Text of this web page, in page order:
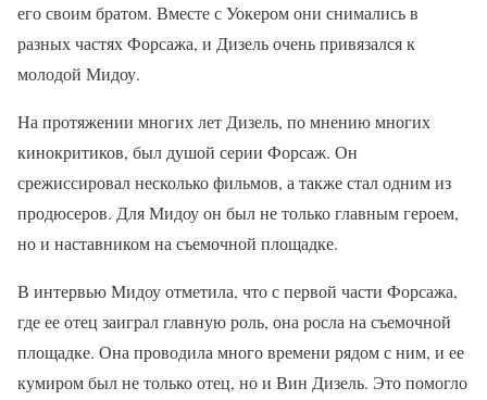
его своим братом. Вместе с Уокером они снимались в
разных частях Форсажа, и Дизель очень привязался к
молодой Мидоу.
На протяжении многих лет Дизель, по мнению многих
кинокритиков, был душой серии Форсаж. Он
срежиссировал несколько фильмов, а также стал одним из
продюсеров. Для Мидоу он был не только главным героем,
но и наставником на съемочной площадке.
В интервью Мидоу отметила, что с первой части Форсажа,
где ее отец заиграл главную роль, она росла на съемочной
площадке. Она проводила много времени рядом с ним, и ее
кумиром был не только отец, но и Вин Дизель. Это помогло